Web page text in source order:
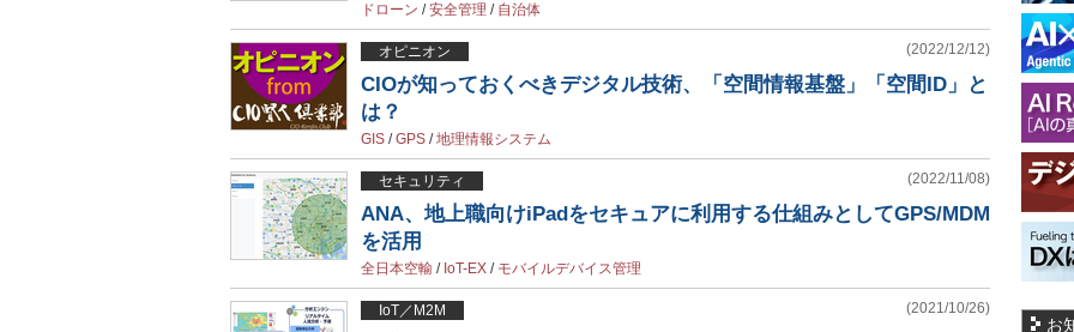
ドローン /安全管理 / 自治体
オピニオン (2022/12/12)
CIOが知っておくべきデジタル技術、「空間情報基盤」「空間ID」と
は？
GIS /GPS /地理情報システム
セキュリティ (2022/11/08)
ANA、地上職向けiPadをセキュアに利用する仕組みとしてGPS/MDM
を活用
全日本空輸 / IoT-EX / モバイルデバイス管理
IoT／M2M (2021/10/26)
お